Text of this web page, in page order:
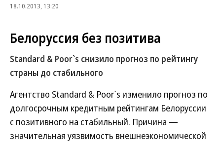
18.10.2013, 13:20
Белоруссия без позитива
Standard & Poor`s снизило прогноз по рейтингу
страны до стабильного
Агентство Standard & Poor`s изменило прогноз по
долгосрочным кредитным рейтингам Белоруссии
с позитивного на стабильный. Причина —
значительная уязвимость внешнеэкономической